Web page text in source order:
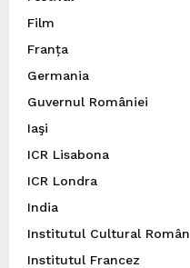
Film
Franța
Germania
Guvernul României
Iaşi
ICR Lisabona
ICR Londra
India
Institutul Cultural Român
Institutul Francez